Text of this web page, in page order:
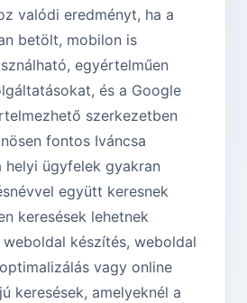
valódi eredményt, ha a
betölt, mobilon is
egyértelműen
és a Google
szerkezetben
fontos Iváncsa
helyi ügyfelek gyakran
együtt keresnek
keresések lehetnek
készítés, weboldal
vagy online
keresések, amelyeknél a